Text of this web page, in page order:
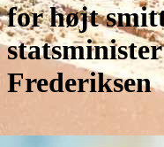
for højt
Frederiksen